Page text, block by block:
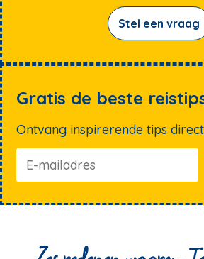
Stel een vraag
Gratis de beste
Ontvang inspirerende tips